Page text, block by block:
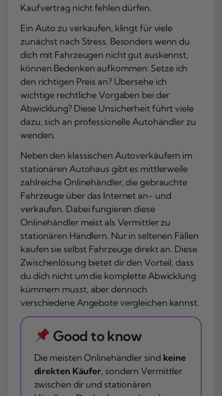
Kaufvertrag nicht fehlen dürfen.
Ein Auto zu verkaufen, klingt für viele
zunächst nach Stress. Besonders wenn du
dich mit Fahrzeugen nicht gut auskennst,
können Bedenken aufkommen: Setze ich
den richtigen Preis an? Übersehe ich
wichtige rechtliche Vorgaben bei der
Abwicklung? Diese Unsicherheit führt viele
dazu, sich an professionelle Autohändler zu
wenden.
Neben den klassischen Autoverkäufern im
stationären Autohaus gibt es mittlerweile
zahlreiche Onlinehändler, die gebrauchte
Fahrzeuge über das Internet an- und
verkaufen. Dabei fungieren diese
Onlinehändler meist als Vermittler zu
stationären Händlern. Nur in seltenen Fällen
kaufen sie selbst Fahrzeuge direkt an. Diese
Zwischenlösung bietet dir den Vorteil, dass
du dich nicht um die komplette Abwicklung
kümmern musst, aber dennoch
verschiedene Angebote vergleichen kannst.
Good to know
Die meisten Onlinehändler sind keine
direkten Käufer, sondern Vermittler
zwischen dir und stationären